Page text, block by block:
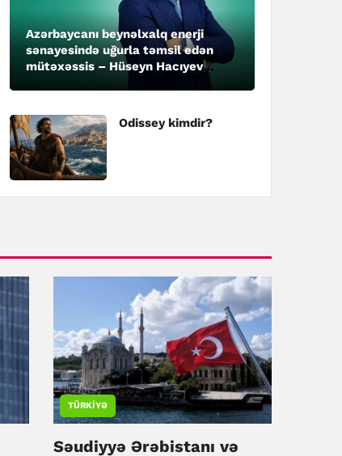
Azərbaycanı beynəlxalq enerji
sənayesində uğurla təmsil edən
mütəxəssis – Hüseyn Hacıyev
Odissey kimdir?
TÜRKIYƏ
Səudiyyə Ərəbistanı və